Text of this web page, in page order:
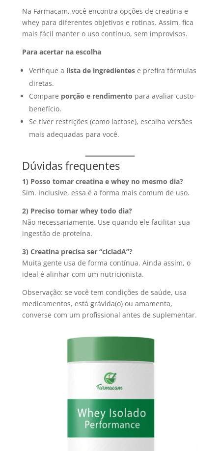
Na Farmacam, você encontra opções de creatina e
whey para diferentes objetivos e rotinas. Assim, fica
mais fácil manter o uso contínuo, sem improvisos.
Para acertar na escolha
Verifique a lista de ingredientese prefira fórmulas
diretas.
Compare porção e rendimento para avaliar custo-
benefício.
Se tiver restrições (como lactose), escolha versões
mais adequadas para você.
Dúvidas frequentes
1) Posso tomar creatina e whey no mesmo dia?
Sim. Inclusive, essa é a forma mais comum de uso.
2) Preciso tomar whey todo dia?
Não necessariamente. Use quando ele facilitar sua
ingestão de proteína.
3) Creatina precisa ser “cicladA”?
Muita gente usa de forma contínua. Ainda assim, o
ideal é alinhar com um nutricionista.
Observação: se você tem condições de saúde, usa
medicamentos, está grávida(o) ou amamenta,
converse com um profissional antes de suplementar.